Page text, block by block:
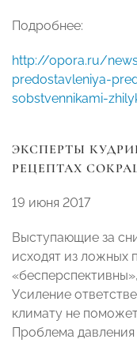
Подробнее:
http://opora.ru/
predostavleniya-
sobstvennikami-
ЭКСПЕРТЫ
РЕЦЕПТАХ
19 июня 2017
Выступающие за
исходят из ложных
Усиление
климату не
Проблема